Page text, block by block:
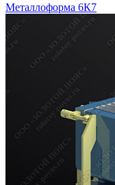
Металлоформа 6К7